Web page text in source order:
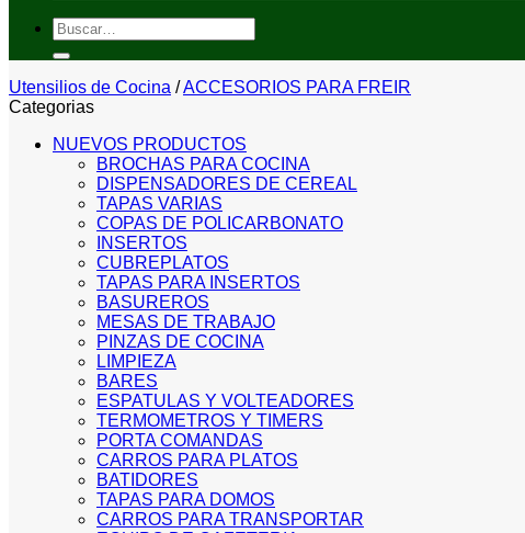
Buscar
por:
Utensilios de Cocina /ACCESORIOS PARA FREIR
Categorias
NUEVOS PRODUCTOS
BROCHAS PARA COCINA
DISPENSADORES DE CEREAL
TAPAS VARIAS
COPAS DE POLICARBONATO
INSERTOS
CUBREPLATOS
TAPAS PARA INSERTOS
BASUREROS
MESAS DE TRABAJO
PINZAS DE COCINA
LIMPIEZA
BARES
ESPATULAS Y VOLTEADORES
TERMOMETROS Y TIMERS
PORTA COMANDAS
CARROS PARA PLATOS
BATIDORES
TAPAS PARA DOMOS
CARROS PARA TRANSPORTAR